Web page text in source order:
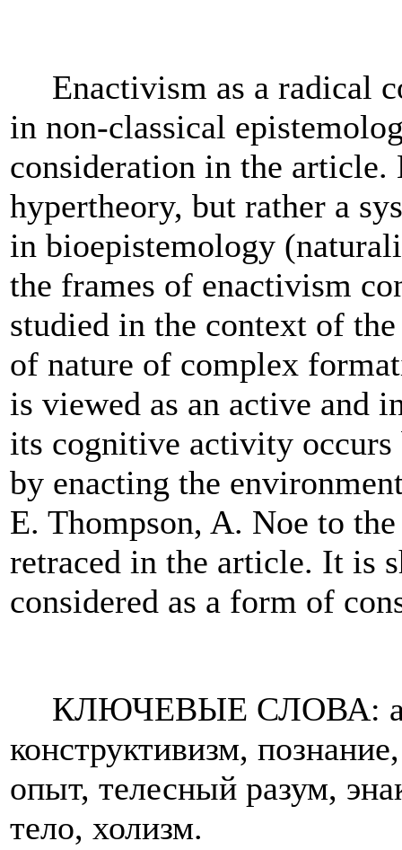
Enactivism as a radical
in non-classical
consideration in the
hypertheory, but rather a
in bioepistemology
the frames of enactivism
studied in the context of
of nature of complex
is viewed as an active and
its cognitive activity
by enacting the
E. Thompson, A. Noe to
retraced in the article. It is
considered as a form of
КЛЮЧЕВЫЕ СЛОВА:
конструктивизм,
опыт, телесный разум,
тело, холизм.